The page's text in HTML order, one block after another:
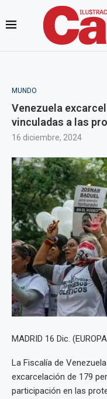
MUNDO
Venezuela
vinculadas a las
16 diciembre, 2024
MADRID 16 Dic.
La Fiscalía de
excarcelación de 179
participación en las